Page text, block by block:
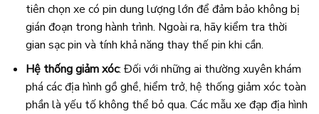
tiên chọn xe có pin dung lượng lớn để đảm bảo không bị
gián đoạn trong hành trình. Ngoài ra, hãy kiểm tra thời
gian sạc pin và tính khả năng thay thế pin khi cần.
Hệ thống giảm xóc: Đối với những ai thường xuyên khám
phá các địa hình gồ ghề, hiểm trở, hệ thống giảm xóc toàn
phần là yếu tố không thể bỏ qua. Các mẫu xe đạp địa hình